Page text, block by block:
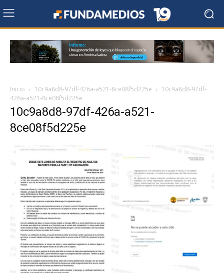
Inicio 10c9a8d8-97df-426a-a521-8ce08f5d225e
10c9a8d8-97df-
426a-a521-8ce08f5d225e
10c9a8d8-97df-426a-a521-
8ce08f5d225e